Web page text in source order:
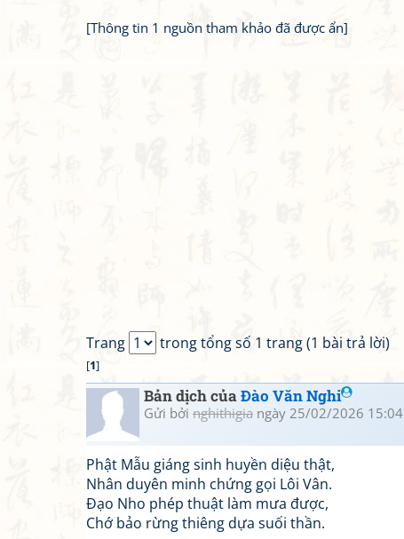
[Thông tin 1 nguồn tham khảo đã được ẩn]
Trang trong tổng số 1 trang (1 bài trả lời)
[1]
Bản dịch củaĐào Văn Nghi
Gửi bởi nghithigia ngày 25/02/2026 15:04
Phật Mẫu giáng sinh huyền diệu thật,
Nhân duyên minh chứng gọi Lôi Vân.
Đạo Nho phép thuật làm mưa được,
Chớ bảo rừng thiêng dựa suối thần.